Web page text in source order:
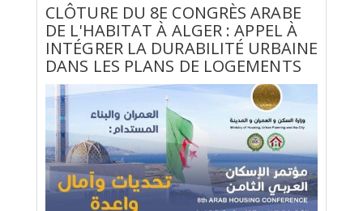
CLÔTURE DU 8E CONGRÈS ARABE
DE L'HABITAT À ALGER : APPEL À
INTÉGRER LA DURABILITÉ URBAINE
DANS LES PLANS DE LOGEMENTS